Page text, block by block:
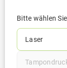
Bitte wählen
Laser